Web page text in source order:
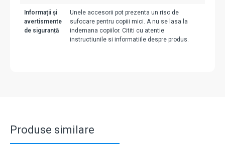
Informații și
avertismente
de siguranță
Unele accesorii pot prezenta un risc de
sufocare pentru copiii mici. A nu se lasa la
indemana copiilor. Cititi cu atentie
instructiunile si informatiile despre produs.
Produse similare